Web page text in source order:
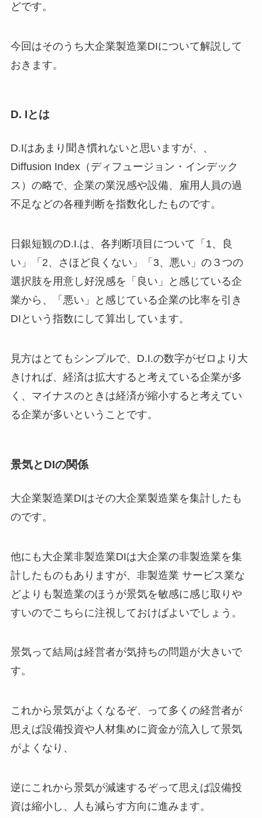
どです。
今回はそのうち大企業製造業DIについて解説して
おきます。
D. Iとは
D.Iはあまり聞き慣れないと思いますが、、
Diffusion Index（ディフュージョン・インデック
ス）の略で、企業の業況感や設備、雇用人員の過
不足などの各種判断を指数化したものです。
日銀短観のD.I.は、各判断項目について「1、良
い」「2、さほど良くない」「3、悪い」の３つの
選択肢を用意し好況感を「良い」と感じている企
業から、「悪い」と感じている企業の比率を引き
DIという指数にして算出しています。
見方はとてもシンプルで、D.I.の数字がゼロより大
きければ、経済は拡大すると考えている企業が多
く、マイナスのときは経済が縮小すると考えてい
る企業が多いということです。
景気とDIの関係
大企業製造業DIはその大企業製造業を集計したも
のです。
他にも大企業非製造業DIは大企業の非製造業を集
計したものもありますが、非製造業 サービス業な
どよりも製造業のほうが景気を敏感に感じ取りや
すいのでこちらに注視しておけばよいでしょう。
景気って結局は経営者が気持ちの問題が大きいで
す。
これから景気がよくなるぞ、って多くの経営者が
思えば設備投資や人材集めに資金が流入して景気
がよくなり、
逆にこれから景気が減速するぞって思えば設備投
資は縮小し、人も減らす方向に進みます。